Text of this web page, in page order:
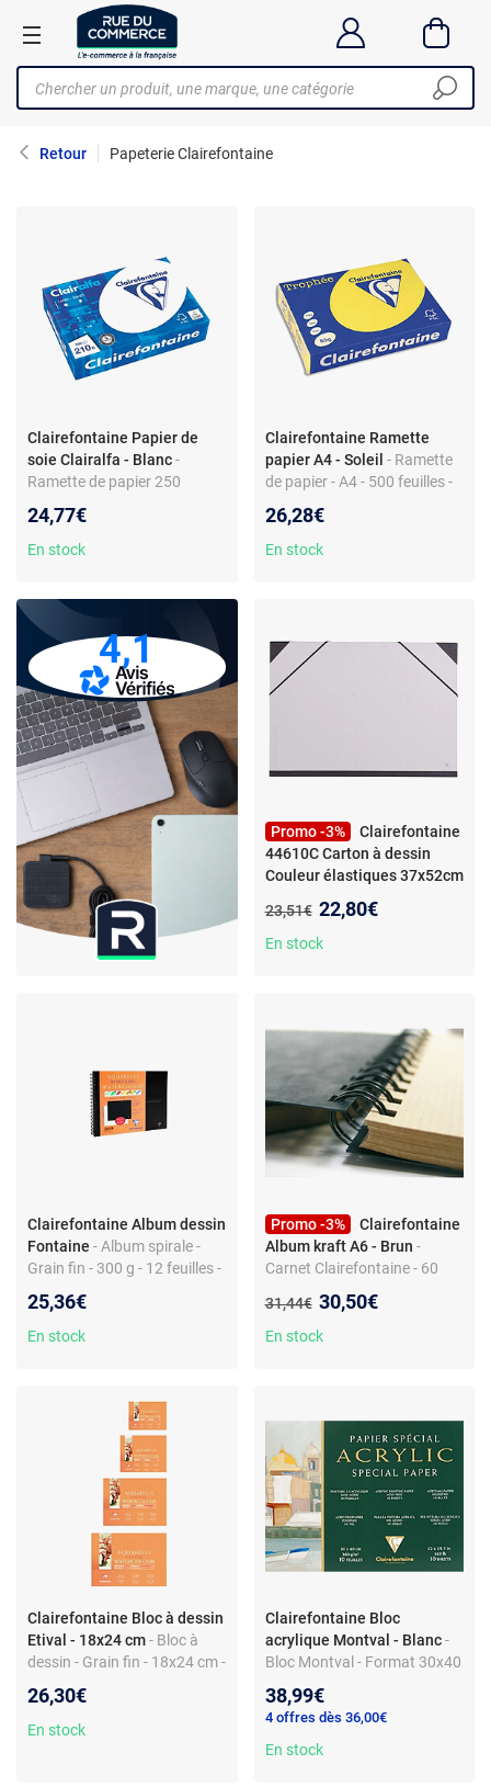
Retour Papeterie Clairefontaine
Clairefontaine Papier de
soie Clairalfa - Blanc-
Ramette de papier 250
Recyclable et certifié
24,77€
En stock
Clairefontaine Ramette
papier A4 - Soleil - Ramette
de papier - A4 - 500 feuilles -
26,28€
En stock
4,1
Promo -3%
Clairefontaine
44610C Carton à dessin
Couleur élastiques 37x52cm
Ancien prix :
23,51€ Nouveau prix :
22,80€
En stock
Clairefontaine Album dessin
Fontaine - Album spirale -
Grain fin - 300 g - 12 feuilles -
25,36€
En stock
Promo -3%
Clairefontaine
Album kraft A6 - Brun -
Carnet Clairefontaine - 60
encre/gouache/acrylique -
Couverture solide brun
Ancien prix :
31,44€ Nouveau prix :
30,50€
En stock
Clairefontaine Bloc à dessin
Etival - 18x24 cm- Bloc à
dessin - Grain fin - 18x24 cm -
4 côtés
26,30€
En stock
Clairefontaine Bloc
acrylique Montval - Blanc -
Bloc Montval - Format 30x40
38,99€
4 offres dès 36,00€
En stock